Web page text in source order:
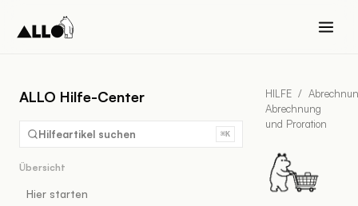
ALLO Hilfe-Center
Hilfeartikel suchen ⌘K
Übersicht
Hier starten
HILFE /
Abrechnung
und Proration